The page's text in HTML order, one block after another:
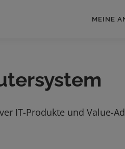
MEINE
IT-Produkte und Value-